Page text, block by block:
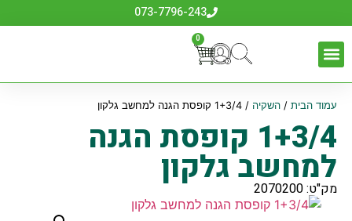
073-7796-243
0
עמוד הבית/ השקיה / 1+3/4 קופסת הגנה למחשב גלקון
1+3/4 קופסת הגנה
למחשב גלקון
מק"ט: 2070200